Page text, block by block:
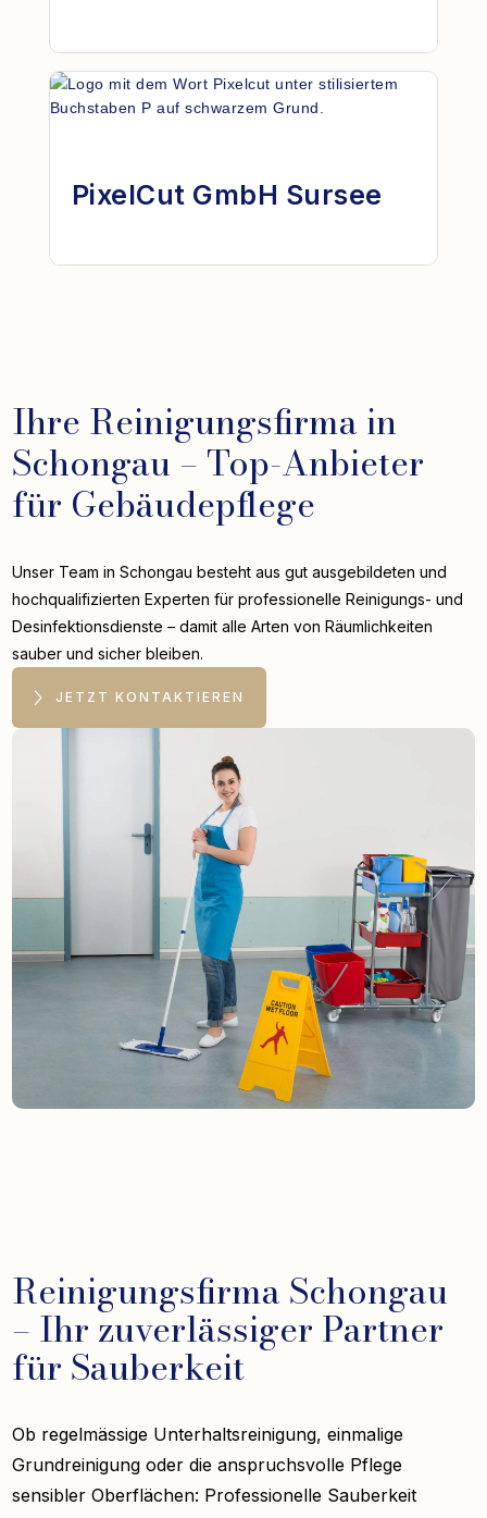
PixelCut GmbH Sursee
Ihre Reinigungsfirma in
Schongau – Top-Anbieter
für Gebäudepflege
Unser Team in Schongau besteht aus gut ausgebildeten und
hochqualifizierten Experten für professionelle Reinigungs- und
Desinfektionsdienste – damit alle Arten von Räumlichkeiten
sauber und sicher bleiben.
JETZT KONTAKTIEREN
Reinigungsfirma Schongau
– Ihr zuverlässiger Partner
für Sauberkeit
Ob regelmässige Unterhaltsreinigung, einmalige
Grundreinigung oder die anspruchsvolle Pflege
sensibler Oberflächen: Professionelle Sauberkeit